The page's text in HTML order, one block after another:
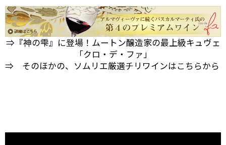
⇒『神の雫』に登場！ムートン醸造家の最上級キュヴェ
「クロ・デ・ファ」
⇒ そのほかの、ソムリエ厳選チリワインはこちらから